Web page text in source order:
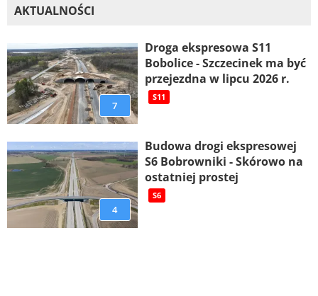
AKTUALNOŚCI
7
Droga ekspresowa S11
Bobolice - Szczecinek ma być
przejezdna w lipcu 2026 r.
S11
4
Budowa drogi ekspresowej
S6 Bobrowniki - Skórowo na
ostatniej prostej
S6